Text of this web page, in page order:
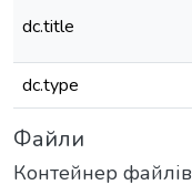
dc.title
dc.type
Файли
Контейнер файлів